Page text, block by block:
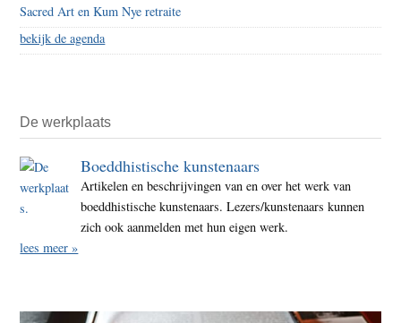
Sacred Art en Kum Nye retraite
bekijk de agenda
De werkplaats
Boeddhistische kunstenaars
Artikelen en beschrijvingen van en over het werk van
boeddhistische kunstenaars. Lezers/kunstenaars kunnen
zich ook aanmelden met hun eigen werk.
lees meer »